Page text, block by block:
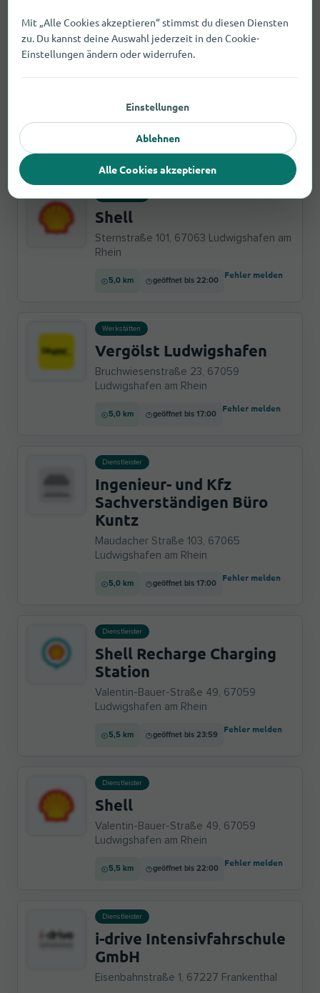
4,1 km geöffnet bis 22:00
Fehler melden
Dienstleister
Shell
Sternstraße 101, 67063 Ludwigshafen am
Rhein
5,0 km geöffnet bis 22:00
Fehler melden
Werkstätten
Vergölst Ludwigshafen
Bruchwiesenstraße 23, 67059
Ludwigshafen am Rhein
5,0 km geöffnet bis 17:00
Fehler melden
Dienstleister
Ingenieur- und Kfz
Sachverständigen Büro
Kuntz
Maudacher Straße 103, 67065
Ludwigshafen am Rhein
5,0 km geöffnet bis 17:00
Fehler melden
Dienstleister
Shell Recharge Charging
Station
Valentin-Bauer-Straße 49, 67059
Ludwigshafen am Rhein
5,5 km geöffnet bis 23:59
Fehler melden
Dienstleister
Shell
Valentin-Bauer-Straße 49, 67059
Ludwigshafen am Rhein
5,5 km geöffnet bis 22:00
Fehler melden
Dienstleister
i-drive Intensivfahrschule
GmbH
Eisenbahnstraße 1, 67227 Frankenthal
Mit „Alle Cookies akzeptieren“ stimmst du diesen Diensten
zu. Du kannst deine Auswahl jederzeit in den Cookie-
Einstellungen ändern oder widerrufen.
Einstellungen
Ablehnen
Alle Cookies akzeptieren